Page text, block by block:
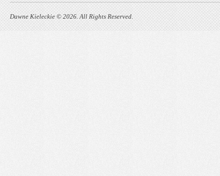
Dawne Kieleckie © 2026. All Rights Reserved.